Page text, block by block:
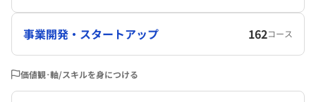
事業開発・スタートアップ 162コース
価値観･軸/スキルを身につける